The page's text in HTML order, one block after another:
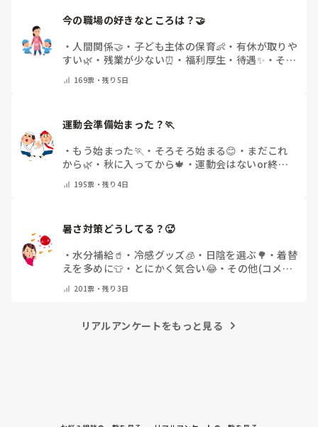
今回は、今少し治まっている痛みがぶり返したどうしようと
いう思いもあり、ちょっと無理かも…と思い始めています。
に行ってより酷くなって帰ってきたことがあり、怖くて行け
・ 人間関係🤝 ・ 子ども主体の保育👶 ・ 有休が取りや
すい🌿 ・ 残業が少ない⏰ ・ 福利厚生・待遇✨ ・ その
169票・残り5日
運動会準備始まった？🏃
・ もう始まった🏃 ・ そろそろ始まる😊 ・ まだこれ
から🌿 ・ 秋に入ってから🍁 ・運動会はないor終わ
195票・残り4日
暑さ対策どうしてる？🥵
・水分補給🥤 ・ 冷感グッズ🧊 ・ 日陰を選ぶ🌳 ・着替
えを多めに👕 ・ とにかく気合い😂・ その他(コメン
201票・残り3日
リアルアンケートをもっと見る